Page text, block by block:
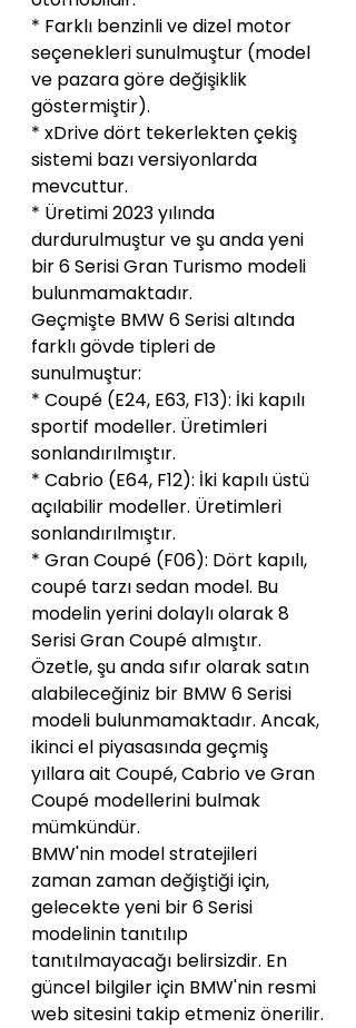
* Farklı benzinli ve dizel motor
seçenekleri sunulmuştur (model
ve pazara göre değişiklik
göstermiştir).
* xDrive dört tekerlekten çekiş
sistemi bazı versiyonlarda
mevcuttur.
* Üretimi 2023 yılında
durdurulmuştur ve şu anda yeni
bir 6 Serisi Gran Turismo modeli
bulunmamaktadır.
Geçmişte BMW 6 Serisi altında
farklı gövde tipleri de
sunulmuştur:
* Coupé (E24, E63, F13): İki kapılı
sportif modeller. Üretimleri
sonlandırılmıştır.
* Cabrio (E64, F12): İki kapılı üstü
açılabilir modeller. Üretimleri
sonlandırılmıştır.
* Gran Coupé (F06): Dört kapılı,
coupé tarzı sedan model. Bu
modelin yerini dolaylı olarak 8
Serisi Gran Coupé almıştır.
Özetle, şu anda sıfır olarak satın
alabileceğiniz bir BMW 6 Serisi
modeli bulunmamaktadır. Ancak,
ikinci el piyasasında geçmiş
yıllara ait Coupé, Cabrio ve Gran
Coupé modellerini bulmak
mümkündür.
BMW'nin model stratejileri
zaman zaman değiştiği için,
gelecekte yeni bir 6 Serisi
modelinin tanıtılıp
tanıtılmayacağı belirsizdir. En
güncel bilgiler için BMW'nin resmi
web sitesini takip etmeniz önerilir.